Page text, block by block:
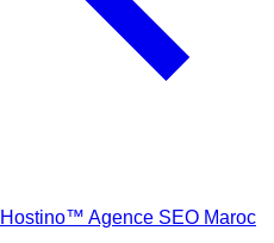
Hostino™ Agence SEO Maroc